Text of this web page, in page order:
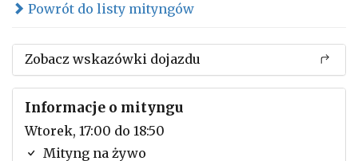
Powrót do listy mityngów
Zobacz wskazówki dojazdu
Informacje o mityngu
Wtorek, 17:00 do 18:50
Mityng na żywo